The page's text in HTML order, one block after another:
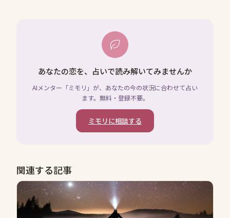
あなたの恋を、占いで読み解いてみませんか
AIメンター「ミモリ」が、あなたの今の状況に合わせて占い
ます。無料・登録不要。
ミモリに相談する
関連する記事